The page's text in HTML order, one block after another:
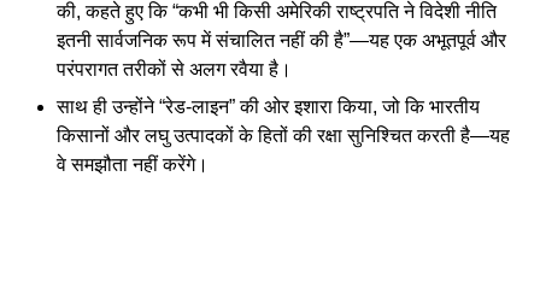
की, कहते हुए कि “कभी भी किसी अमेरिकी राष्ट्रपति ने विदेशी नीति
इतनी सार्वजनिक रूप में संचालित नहीं की है”—यह एक अभूतपूर्व और
परंपरागत तरीकों से अलग रवैया है।
साथ ही उन्होंने “रेड-लाइन” की ओर इशारा किया, जो कि भारतीय
किसानों और लघु उत्पादकों के हितों की रक्षा सुनिश्चित करती है—यह
वे समझौता नहीं करेंगे।